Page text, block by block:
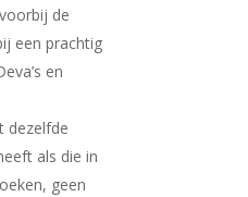
de
een prachtig
en
dezelfde
als die in
geen